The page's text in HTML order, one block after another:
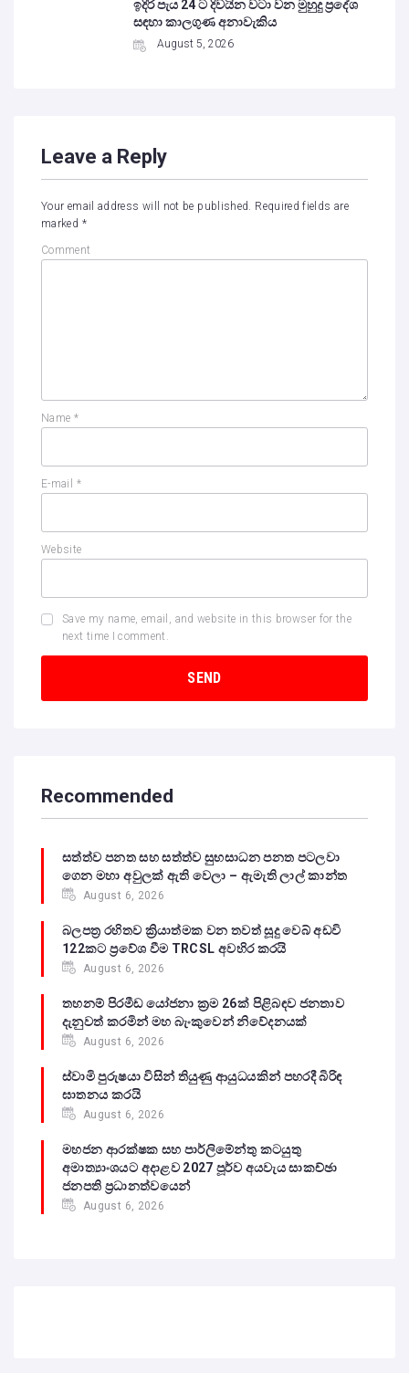
ඉදිරි පැය 24 ට දිවයින වටා වන මුහුදු ප්‍රදේශ
සඳහා කාලගුණ අනාවැකිය
August 5, 2026
Leave a Reply
Your email address will not be published. Required fields are
marked *
Comment
Name *
E-mail *
Website
Save my name, email, and website in this browser for the
next time I comment.
Recommended
සත්ත්ව පනත සහ සත්ත්ව සුභසාධන පනත පටලවා
ගෙන මහා අවුලක් ඇති වෙලා – ඇමැති ලාල් කාන්ත
August 6, 2026
බලපත්‍ර රහිතව ක්‍රියාත්මක වන තවත් සූදු වෙබ් අඩවි
122කට ප්‍රවේශ වීම TRCSL අවහිර කරයි
August 6, 2026
තහනම් පිරමීඩ යෝජනා ක්‍රම 26ක් පිළිබඳව ජනතාව
දැනුවත් කරමින් මහ බැංකුවෙන් නිවේදනයක්
August 6, 2026
ස්වාමි පුරුෂයා විසින් තියුණු ආයුධයකින් පහරදී බිරිඳ
ඝාතනය කරයි
August 6, 2026
මහජන ආරක්ෂක සහ පාර්ලිමේන්තු කටයුතු
අමාත්‍යාංශයට අදාළව 2027 පූර්ව අයවැය සාකච්ඡා
ජනපති ප්‍රධානත්වයෙන්
August 6, 2026